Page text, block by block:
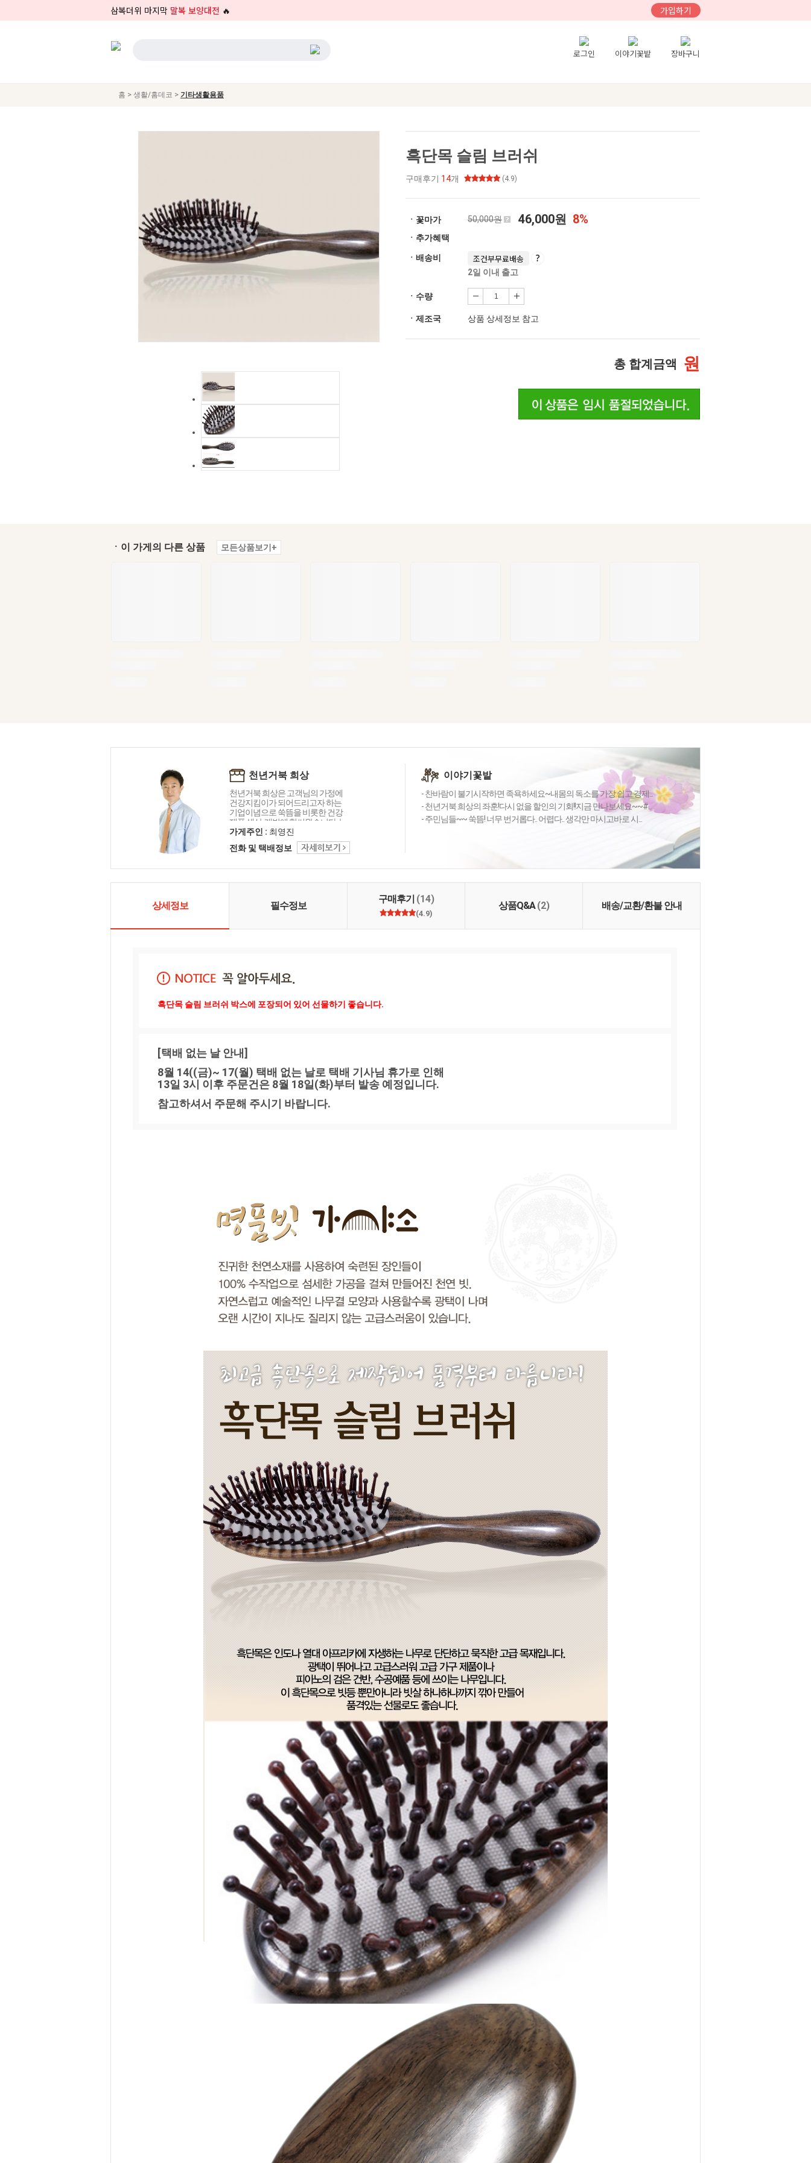
삼복더위 마지막 말복 보양대전 🔥 가입하기
로그인 이야기꽃밭 장바구니
홈 > 생활/홈데코 > 기타생활용품
흑단목 슬림 브러쉬
구매후기 14개 (4.9)
ㆍ꽃마가 50,000원 46,000원 8%
ㆍ추가혜택
ㆍ배송비 조건부무료배송
2일 이내 출고
ㆍ수량
ㆍ제조국 상품 상세정보 참고
총 합계금액 원
ㆍ이 가게의 다른 상품 모든상품보기+
천년거북 희상
천년거북 희상은 고객님의 가정에
건강지킴이가 되어드리고자 하는
기업이념으로 쑥뜸을 비롯한 건강
제품 생산, 개발에 힘써왔습니다. 늘
처음처럼 정직하고 진지하게 고객
님의 말씀에 귀 기울이고 끊임없이
혁신하고 노력하는 기업이 되겠습
가게주인 : 최영진
전화 및 택배정보
이야기꽃밭
- 찬바람이 불기시작하면 족욕하세요~내몸의 독소를 가장 쉽고 경제...
- 천년거북 희상의 좌훈!다시 없을 할인의 기회!!지금 만나보세요~~#...
- 주민님들~~ 쑥뜸! 너무 번거롭다.. 어렵다.. 생각만 마시고바로 시...
상세정보 필수정보
구매후기 (14)
(4.9)
상품Q&A(2) 배송/교환/환불 안내
흑단목 슬림 브러쉬 박스에 포장되어 있어 선물하기 좋습니다.
[택배 없는 날 안내]
8월 14((금)~ 17(월) 택배 없는 날로 택배 기사님 휴가로 인해
13일 3시 이후 주문건은 8월 18일(화)부터 발송 예정입니다.
참고하셔서 주문해 주시기 바랍니다.